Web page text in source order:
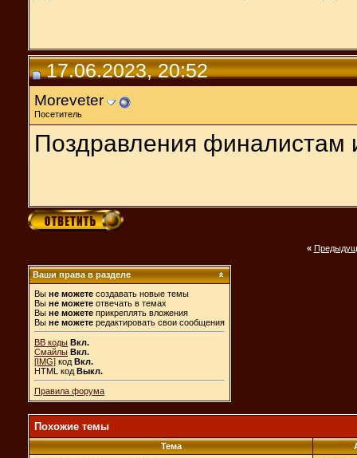
17.06.2023, 20:52
Moreveter
Посетитель
Поздравления финалистам
«
Ваши права в разделе
Вы не можете создавать новые темы
Вы не можете отвечать в темах
Вы не можете прикреплять вложения
Вы не можете редактировать свои сообщения
BB коды Вкл.
Смайлы Вкл.
[IMG] код Вкл.
HTML код Выкл.
Правила форума
Похожие темы
Тема